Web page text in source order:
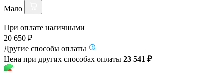
Мало
При оплате наличными
20 650 ₽
Другие способы оплаты
Цена при других способах оплаты 23 541 ₽